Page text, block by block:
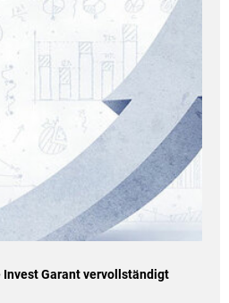
Garant vervollständigt